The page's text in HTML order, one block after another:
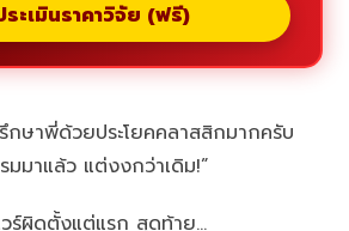
ระเมินราคาวิจัย (ฟรี)
ษาพี่ด้วยประโยคคลาสสิกมากครับ
มมาแล้ว แต่งงกว่าเดิม!”
ร์ผิดตั้งแต่แรก สุดท้าย…